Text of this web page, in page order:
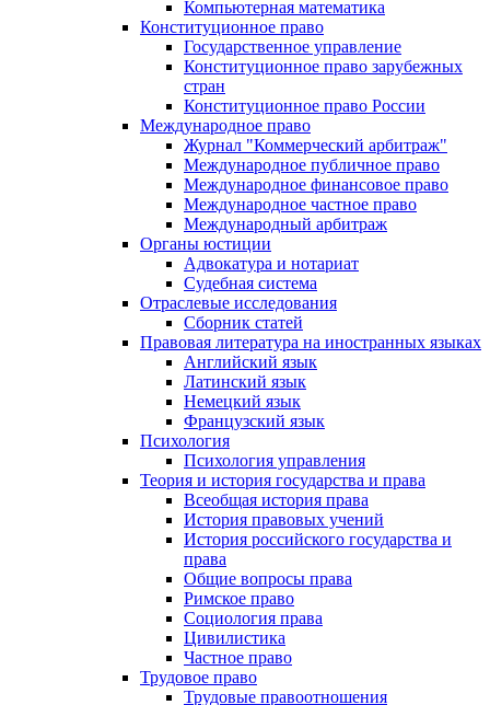
Компьютерная математика
Конституционное право
Государственное управление
Конституционное право зарубежных
стран
Конституционное право России
Международное право
Журнал "Коммерческий арбитраж"
Международное публичное право
Международное финансовое право
Международное частное право
Международный арбитраж
Органы юстиции
Адвокатура и нотариат
Судебная система
Отраслевые исследования
Сборник статей
Правовая литература на иностранных языках
Английский язык
Латинский язык
Немецкий язык
Французский язык
Психология
Психология управления
Теория и история государства и права
Всеобщая история права
История правовых учений
История российского государства и
права
Общие вопросы права
Римское право
Социология права
Цивилистика
Частное право
Трудовое право
Трудовые правоотношения